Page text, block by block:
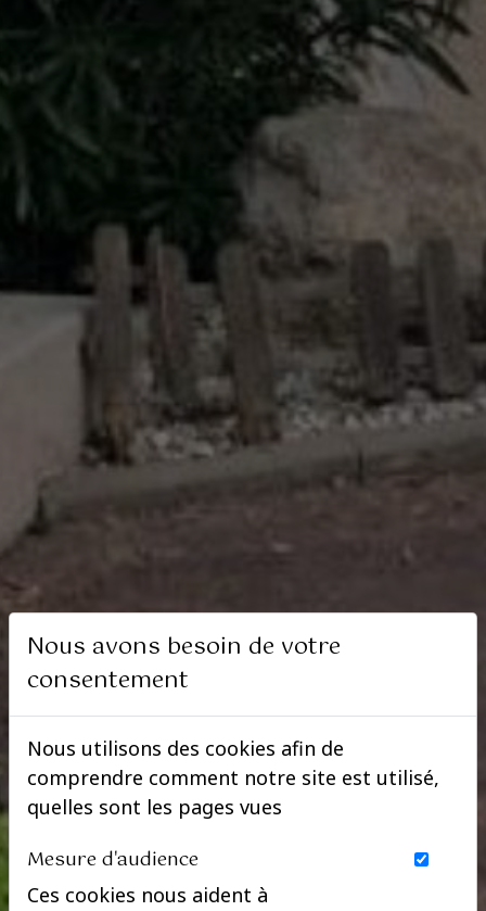
Nous avons besoin de votre
consentement
Nous utilisons des cookies afin de
comprendre comment notre site est utilisé,
quelles sont les pages vues
Mesure d'audience
Ces cookies nous aident à